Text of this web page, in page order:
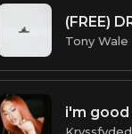
Tony Wale